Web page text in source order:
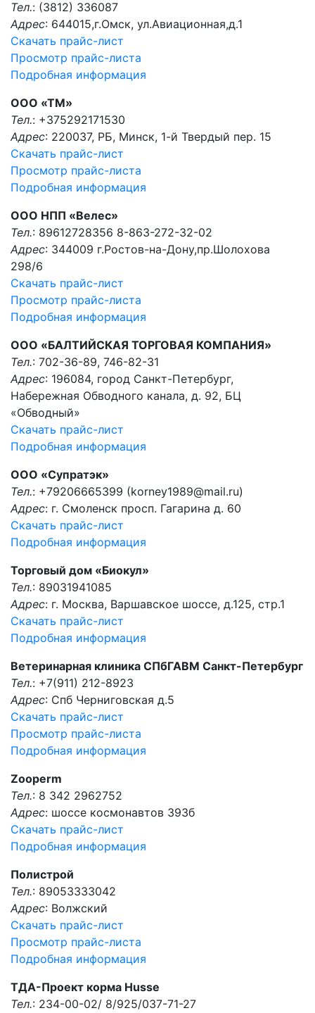
Тел.: (3812) 336087
Адрес: 644015,г.Омск, ул.Авиационная,д.1
Скачать прайс-лист
Просмотр прайс-листа
Подробная информация
ООО «ТМ»
Тел.: +375292171530
Адрес: 220037, РБ, Минск, 1-й Твердый пер. 15
Скачать прайс-лист
Просмотр прайс-листа
Подробная информация
ООО НПП «Велес»
Тел.: 89612728356 8-863-272-32-02
Адрес: 344009 г.Ростов-на-Дону,пр.Шолохова
298/6
Скачать прайс-лист
Просмотр прайс-листа
Подробная информация
ООО «БАЛТИЙСКАЯ ТОРГОВАЯ КОМПАНИЯ»
Тел.: 702-36-89, 746-82-31
Адрес: 196084, город Санкт-Петербург,
Набережная Обводного канала, д. 92, БЦ
«Обводный»
Скачать прайс-лист
Подробная информация
ООО «Супратэк»
Тел.: +79206665399 (korney1989@mail.ru)
Адрес: г. Смоленск просп. Гагарина д. 60
Скачать прайс-лист
Подробная информация
Торговый дом «Биокул»
Тел.: 89031941085
Адрес: г. Москва, Варшавское шоссе, д.125, стр.1
Скачать прайс-лист
Подробная информация
Ветеринарная клиника СПбГАВМ Санкт-Петербург
Тел.: +7(911) 212-8923
Адрес: Спб Черниговская д.5
Скачать прайс-лист
Просмотр прайс-листа
Подробная информация
Zooperm
Тел.: 8 342 2962752
Адрес: шоссе космонавтов 393б
Скачать прайс-лист
Подробная информация
Полистрой
Тел.: 89053333042
Адрес: Волжский
Скачать прайс-лист
Просмотр прайс-листа
Подробная информация
ТДА-Проект корма Husse
Тел.: 234-00-02/ 8/925/037-71-27